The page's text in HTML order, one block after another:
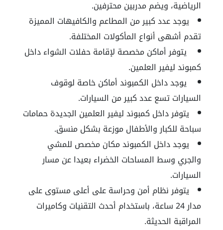
الرياضية، ويضم مدربين محترفين.
يوجد عدد كبير من المطاعم والكافيهات المميزة
تقدم أشهى أنواع المأكولات المختلفة.
يتوفر أماكن مخصصة لإقامة حفلات الشواء داخل
كمبوند ليفير العلمين.
يوجد داخل الكمبوند أماكن خاصة لوقوف
السيارات تسع عدد كبير من السيارات.
يتوفر داخل كمبوند ليفير العلمين الجديدة حمامات
سباحة للكبار والأطفال موزعة بشكل منسق.
يوجد داخل الكمبوند مكان مخصص للمشي
والجري وسط المساحات الخضراء بعيدا عن مسار
السيارات.
يتوفر نظام أمن وحراسة على أعلى مستوى على
مدار 24 ساعة، باستخدام أحدث التقنيات وكاميرات
المراقبة الحديثة.